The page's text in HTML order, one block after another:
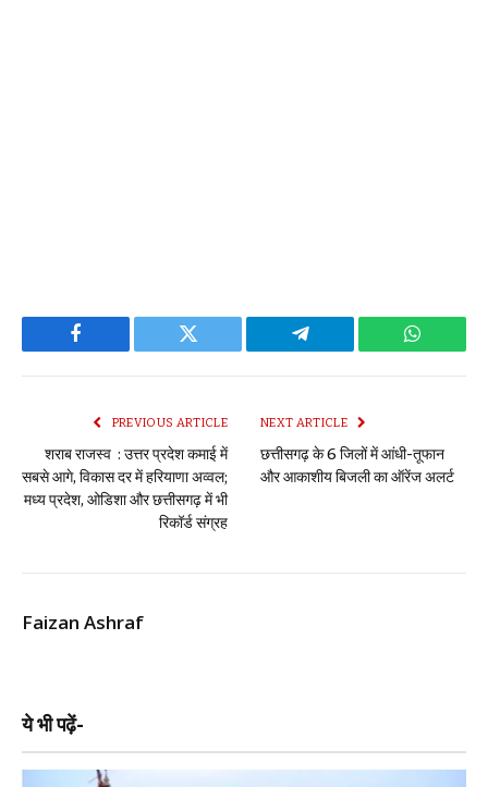
Facebook Twitter Telegram
PREVIOUS ARTICLE
शराब राजस्व : उत्तर प्रदेश कमाई में
सबसे आगे, विकास दर में हरियाणा अव्वल;
मध्य प्रदेश, ओडिशा और छत्तीसगढ़ में भी
रिकॉर्ड संग्रह
NEXT ARTICLE
छत्तीसगढ़ के 6 जिलों में आंधी-तूफान
और आकाशीय बिजली का ऑरेंज अलर्ट
Faizan Ashraf
ये भी पढ़ें-